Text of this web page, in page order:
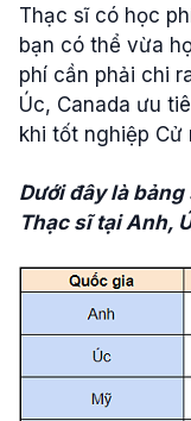
Thạc sĩ có học
bạn có thể vừa
phí cần phải chi
Úc, Canada ưu
khi tốt nghiệp Cử
Dưới đây là
Thạc sĩ tại Anh,